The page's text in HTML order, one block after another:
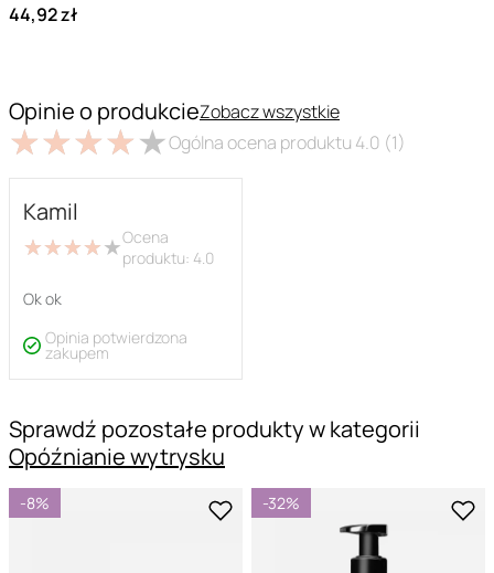
44,92 zł
Opinie o produkcieZobacz wszystkie
★★★★★
★★★★★Ogólna ocena produktu 4.0 (1)
Kamil
★★★★★
★★★★★Ocena
produktu: 4.0
Ok ok
Opinia potwierdzona
zakupem
Sprawdź pozostałe produkty w kategorii
Opóźnianie wytrysku
-8% -32%